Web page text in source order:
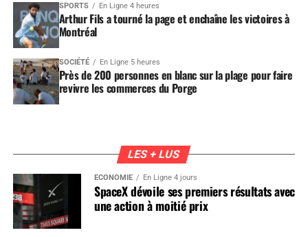
SPORTS En Ligne 4 heures
Arthur Fils a tourné la page et enchaîne les victoires à
Montréal
SOCIÉTÉ En Ligne 5 heures
Près de 200 personnes en blanc sur la plage pour faire
revivre les commerces du Porge
LES + LUS
ÉCONOMIE En Ligne 4 jours
SpaceX dévoile ses premiers résultats avec
une action à moitié prix